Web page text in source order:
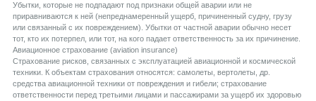
Убытки, которые не подпадают под признаки общей аварии или не
приравниваются к ней (непреднамеренный ущерб, причиненный судну, грузу
или связанный с их повреждением). Убытки от частной аварии обычно несет
тот, кто их потерпел, или тот, на кого падает ответственность за их причинение.
Aвиационное страхование (aviation insurance)
Страхование рисков, связанных с эксплуатацией авиационной и космической
техники. К объектам страхования относятся: самолеты, вертолеты, др.
средства авиационной техники от повреждения и гибели; страхование
ответственности перед третьими лицами и пассажирами за ущерб их здоровью